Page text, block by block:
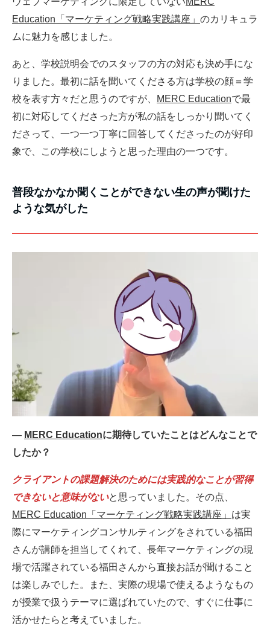
Education「マーケティング戦略実践講座」 のカリキュラ
ムに魅力を感じました。
あと、学校説明会でのスタッフの方の対応も決め手にな
りました。最初に話を聞いてくださる方は学校の顔＝学
校を表す方々だと思うのですが、
MERC Educationで最
初に対応してくださった方が私の話をしっかり聞いてく
ださって、一つ一つ丁寧に回答してくださったのが好印
象で、この学校にしようと思った理由の一つです。
普段なかなか聞くことができない生の声が聞けた
ような気がした
― MERC Educationに期待していたことはどんなことで
したか？
クライアントの課題解決のためには実践的なことが習得
できないと意味がないと思っていました。その点、
MERC Education「マーケティング戦略実践講座」 は実
際にマーケティングコンサルティングをされている福田
さんが講師を担当してくれて、長年マーケティングの現
場で活躍されている福田さんから直接お話が聞けること
は楽しみでした。また、実際の現場で使えるようなもの
が授業で扱うテーマに選ばれていたので、すぐに仕事に
活かせたらと考えていました。